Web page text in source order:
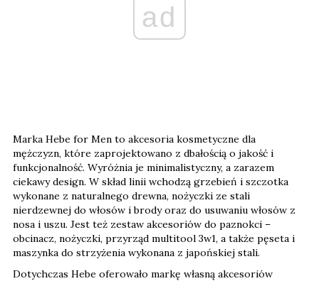
ad
Marka Hebe for Men to akcesoria kosmetyczne dla
mężczyzn, które zaprojektowano z dbałością o jakość i
funkcjonalność. Wyróżnia je minimalistyczny, a zarazem
ciekawy design. W skład linii wchodzą grzebień i szczotka
wykonane z naturalnego drewna, nożyczki ze stali
nierdzewnej do włosów i brody oraz do usuwaniu włosów z
nosa i uszu. Jest też zestaw akcesoriów do paznokci –
obcinacz, nożyczki, przyrząd multitool 3w1, a także pęseta i
maszynka do strzyżenia wykonana z japońskiej stali.
Dotychczas Hebe oferowało markę własną akcesoriów